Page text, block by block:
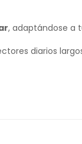
, adaptándose a
diarios